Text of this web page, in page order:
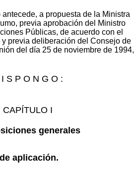
antecede, a propuesta de la Ministra
previa aprobación del Ministro
Públicas, de acuerdo con el
previa deliberación del Consejo de
del día 25 de noviembre de 1994,
I S P O N G O :
CAPÍTULO I
generales
aplicación.